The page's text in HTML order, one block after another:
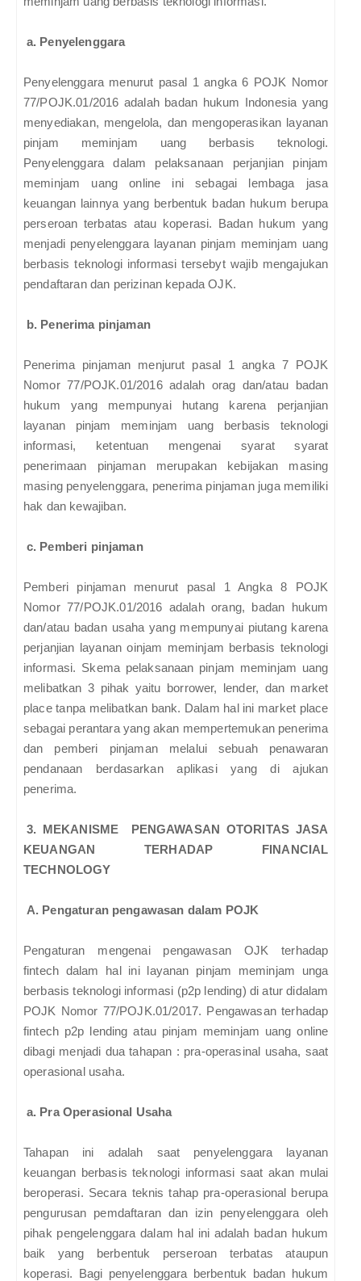
a. Penyelenggara
Penyelenggara menurut pasal 1 angka 6 POJK Nomor
77/POJK.01/2016 adalah badan hukum Indonesia yang
menyediakan, mengelola, dan mengoperasikan layanan
pinjam meminjam uang berbasis teknologi.
Penyelenggara dalam pelaksanaan perjanjian pinjam
meminjam uang online ini sebagai lembaga jasa
keuangan lainnya yang berbentuk badan hukum berupa
perseroan terbatas atau koperasi. Badan hukum yang
menjadi penyelenggara layanan pinjam meminjam uang
berbasis teknologi informasi tersebyt wajib mengajukan
pendaftaran dan perizinan kepada OJK.
b. Penerima pinjaman
Penerima pinjaman menjurut pasal 1 angka 7 POJK
Nomor 77/POJK.01/2016 adalah orag dan/atau badan
hukum yang mempunyai hutang karena perjanjian
layanan pinjam meminjam uang berbasis teknologi
informasi, ketentuan mengenai syarat syarat
penerimaan pinjaman merupakan kebijakan masing
masing penyelenggara, penerima pinjaman juga memiliki
hak dan kewajiban.
c. Pemberi pinjaman
Pemberi pinjaman menurut pasal 1 Angka 8 POJK
Nomor 77/POJK.01/2016 adalah orang, badan hukum
dan/atau badan usaha yang mempunyai piutang karena
perjanjian layanan oinjam meminjam berbasis teknologi
informasi. Skema pelaksanaan pinjam meminjam uang
melibatkan 3 pihak yaitu borrower, lender, dan market
place tanpa melibatkan bank. Dalam hal ini market place
sebagai perantara yang akan mempertemukan penerima
dan pemberi pinjaman melalui sebuah penawaran
pendanaan berdasarkan aplikasi yang di ajukan
penerima.
3. MEKANISME PENGAWASAN OTORITAS JASA
KEUANGAN TERHADAP FINANCIAL
TECHNOLOGY
A. Pengaturan pengawasan dalam POJK
Pengaturan mengenai pengawasan OJK terhadap
fintech dalam hal ini layanan pinjam meminjam unga
berbasis teknologi informasi (p2p lending) di atur didalam
POJK Nomor 77/POJK.01/2017. Pengawasan terhadap
fintech p2p lending atau pinjam meminjam uang online
dibagi menjadi dua tahapan : pra-operasinal usaha, saat
operasional usaha.
a. Pra Operasional Usaha
Tahapan ini adalah saat penyelenggara layanan
keuangan berbasis teknologi informasi saat akan mulai
beroperasi. Secara teknis tahap pra-operasional berupa
pengurusan pemdaftaran dan izin penyelenggara oleh
pihak pengelenggara dalam hal ini adalah badan hukum
baik yang berbentuk perseroan terbatas ataupun
koperasi. Bagi penyelenggara berbentuk badan hukum